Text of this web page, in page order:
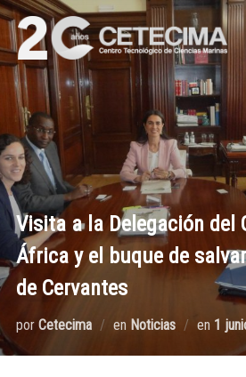
Visita a la Delegación del
África y el buque de
de Cervantes
por Cetecima en Noticias en 1